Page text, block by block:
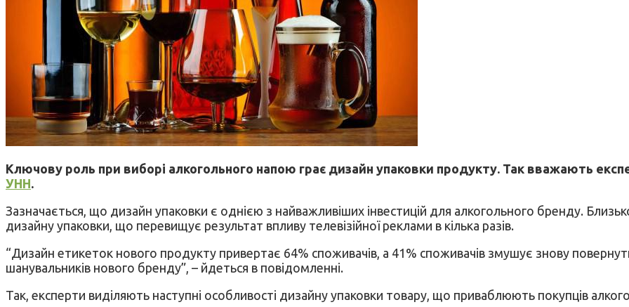
Ключову роль при виборі алкогольного напою грає дизайн упаковки продукту. Так вважають
УНН.
Зазначається, що дизайн упаковки є однією з найважливіших інвестицій для алкогольного бренду.
дизайну упаковки, що перевищує результат впливу телевізійної реклами в кілька разів.
“Дизайн етикеток нового продукту привертає 64% споживачів, а 41% споживачів змушує знову
шанувальників нового бренду”, – йдеться в повідомленні.
Так, експерти виділяють наступні особливості дизайну упаковки товару, що приваблюють покупців